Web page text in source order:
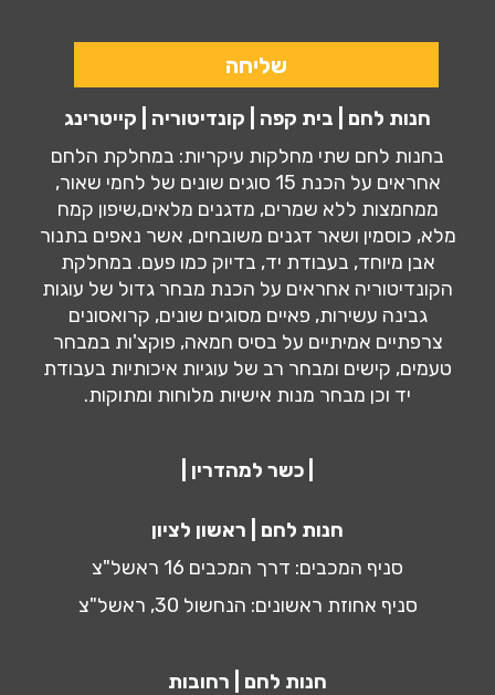
חנות לחם | בית קפה | קונדיטוריה | קייטרינג
בחנות לחם שתי מחלקות עיקריות: במחלקת הלחם
אחראים על הכנת 15 סוגים שונים של לחמי שאור,
ממחמצות ללא שמרים, מדגנים מלאים,שיפון קמח
מלא, כוסמין ושאר דגנים משובחים, אשר נאפים בתנור
אבן מיוחד, בעבודת יד, בדיוק כמו פעם. במחלקת
הקונדיטוריה אחראים על הכנת מבחר גדול של עוגות
גבינה עשירות, פאיים מסוגים שונים, קרואסונים
צרפתיים אמיתיים על בסיס חמאה, פוקצ'ות במבחר
טעמים, קישים ומבחר רב של עוגיות איכותיות בעבודת
יד וכן מבחר מנות אישיות מלוחות ומתוקות.
| כשר למהדרין |
חנות לחם | ראשון לציון
סניף המכבים: דרך המכבים 16 ראשל"צ
סניף אחוזת ראשונים: הנחשול 30, ראשל"צ
חנות לחם | רחובות